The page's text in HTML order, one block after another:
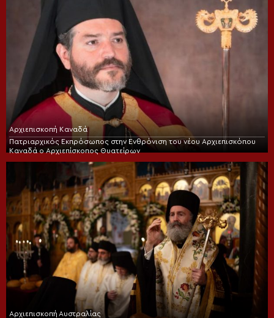
Αρχιεπισκοπή Καναδά
Πατριαρχικός Εκπρόσωπος στην Ενθρόνιση του νέου Αρχιεπισκόπου
Καναδά ο Αρχιεπίσκοπος Θυατείρων
Αρχιεπισκοπή Αυστραλίας